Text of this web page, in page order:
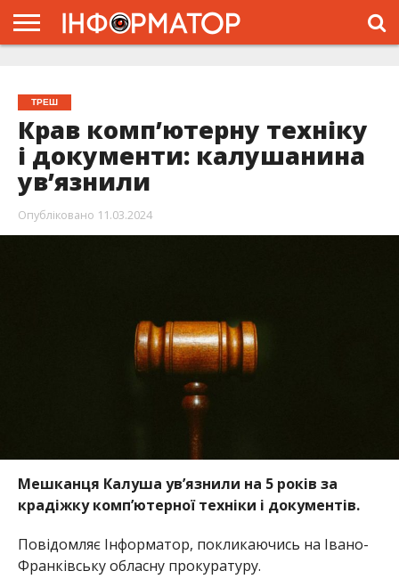
ТРЕШ
Крав комп’ютерну техніку
і документи: калушанина
ув’язнили
Опубліковано 11.03.2024
Мешканця Калуша ув’язнили на 5 років за
крадіжку комп’ютерної техніки і документів.
Повідомляє Інформатор, покликаючись на Івано-
Франківську обласну прокуратуру.